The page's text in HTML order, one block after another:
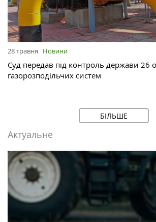
28 травня Новини
Суд передав під контроль держави 26
газорозподільчих систем
БІЛЬШЕ
Актуальне